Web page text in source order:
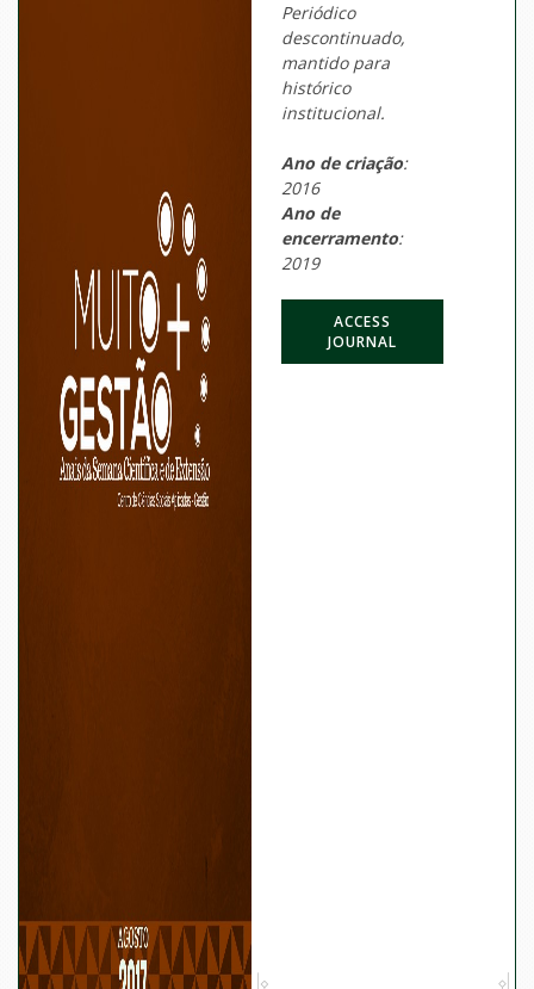
Periódico
descontinuado,
mantido para
histórico
institucional.
Ano de criação:
2016
Ano de
encerramento:
2019
ACCESS
JOURNAL